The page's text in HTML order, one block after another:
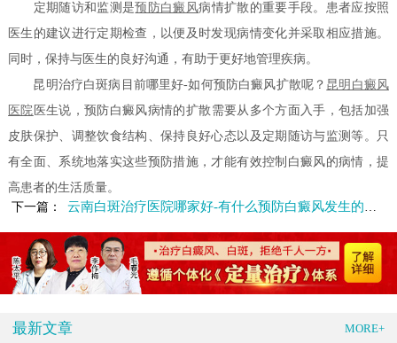
定期随访和监测是预防白癜风病情扩散的重要手段。患者应按照
医生的建议进行定期检查，以便及时发现病情变化并采取相应措施。
同时，保持与医生的良好沟通，有助于更好地管理疾病。
昆明治疗白斑病目前哪里好-如何预防白癜风扩散呢？ 昆明白癜风
医院 医生说，预防白癜风病情的扩散需要从多个方面入手，包括加强
皮肤保护、调整饮食结构、保持良好心态以及定期随访与监测等。只
有全面、系统地落实这些预防措施，才能有效控制白癜风的病情，提
高患者的生活质量。
下一篇：
云南白斑治疗医院哪家好-有什么预防白癜风发生的措施呢
最新文章 MORE+